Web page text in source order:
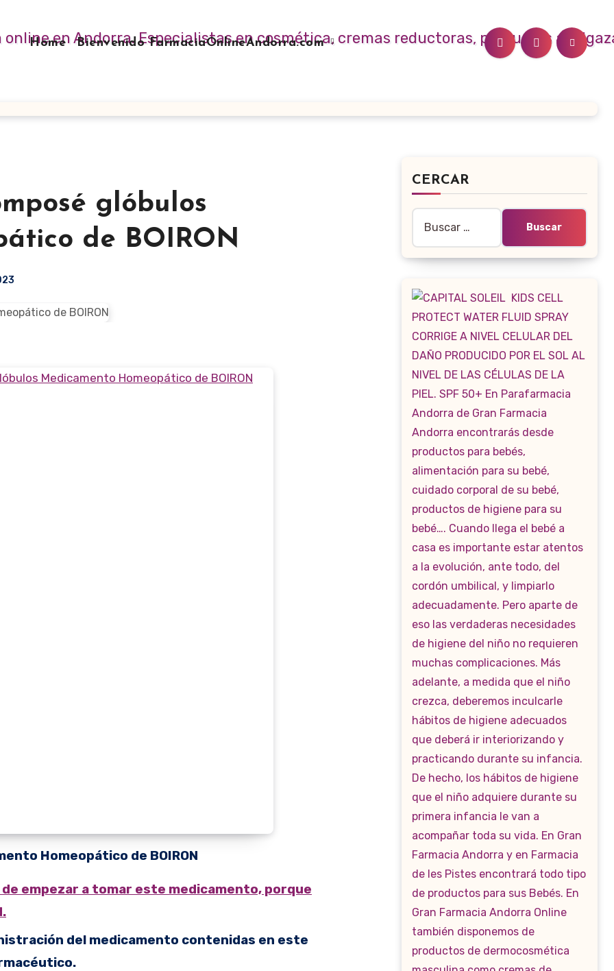
Home Bienvenido FarmaciaOnlineAndorra.com
glóbulos
de BOIRON
Homeopático de BOIRON
del medicamento contenidas en este
CERCAR